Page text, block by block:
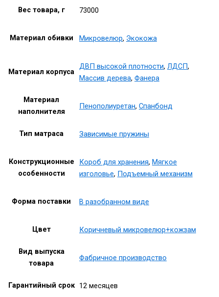
Вес товара, г 73000
Материал обивки Микровелюр, Экокожа
Материал корпуса
ДВП высокой плотности, ЛДСП,
Массив дерева, Фанера
Материал
наполнителя
Пенополиуретан, Спанбонд
Тип матраса Зависимые пружины
Конструкционные
особенности
Короб для хранения, Мягкое
изголовье, Подъемный механизм
Форма поставки В разобранном виде
Цвет Коричневый микровелюр+кожзам
Вид выпуска
товара
Фабричное производство
Гарантийный срок 12 месяцев